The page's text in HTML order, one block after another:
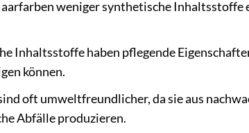
weniger synthetische Inhaltsstoffe
Inhaltsstoffe haben pflegende
können.
oft umweltfreundlicher, da sie aus
Abfälle produzieren.